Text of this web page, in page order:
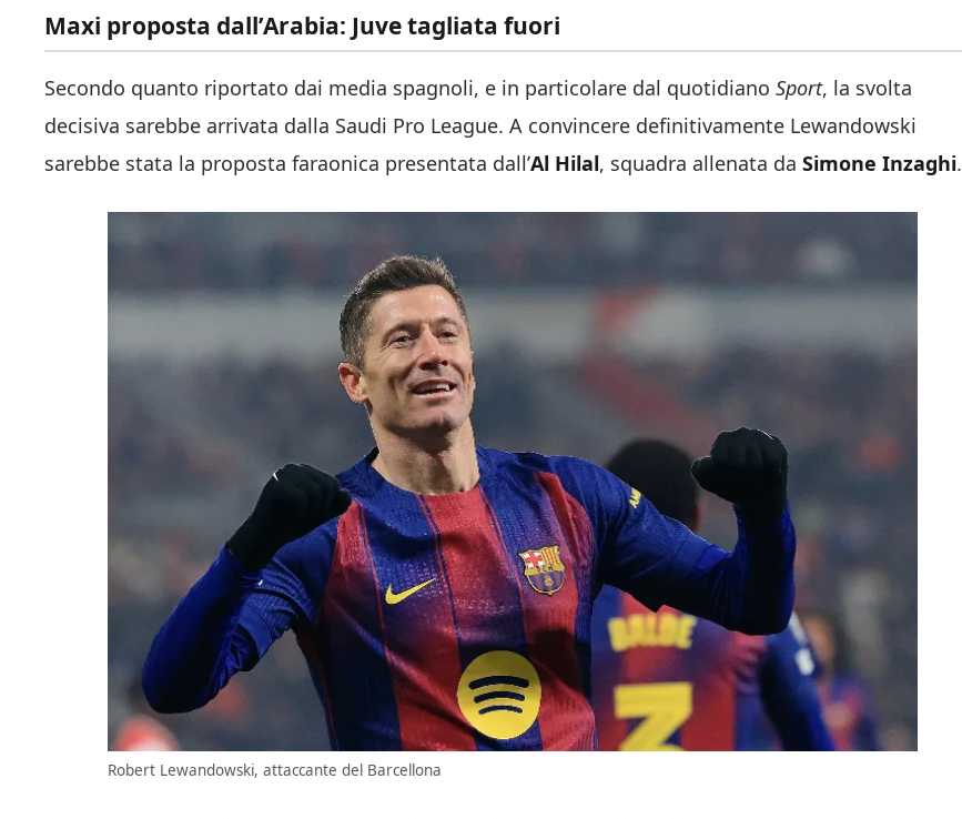
Maxi proposta dall’Arabia: Juve tagliata fuori
Secondo quanto riportato dai media spagnoli, e in particolare dal quotidiano Sport, la svolta
decisiva sarebbe arrivata dalla Saudi Pro League. A convincere definitivamente Lewandowski
sarebbe stata la proposta faraonica presentata dall’Al Hilal, squadra allenata da Simone Inzaghi.
Robert Lewandowski, attaccante del Barcellona